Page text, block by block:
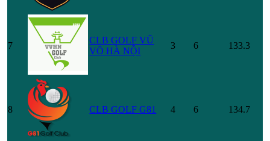
7
CLB GOLF VŨ
VÕ HÀ NỘI
3 6 133.3
8 CLB GOLF G81 4 6 134.7